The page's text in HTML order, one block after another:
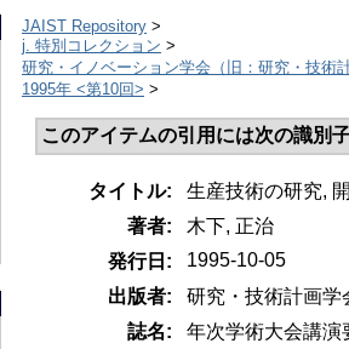
JAIST Repository >
j. 特別コレクション >
研究・イノベーション学会（旧：研究・技術
1995年 <第10回> >
このアイテムの引用には次の識別
タイトル:
生産技術の研究,
著者:
木下, 正治
発行日:
1995-10-05
出版者:
研究・技術計画学
誌名:
年次学術大会講演